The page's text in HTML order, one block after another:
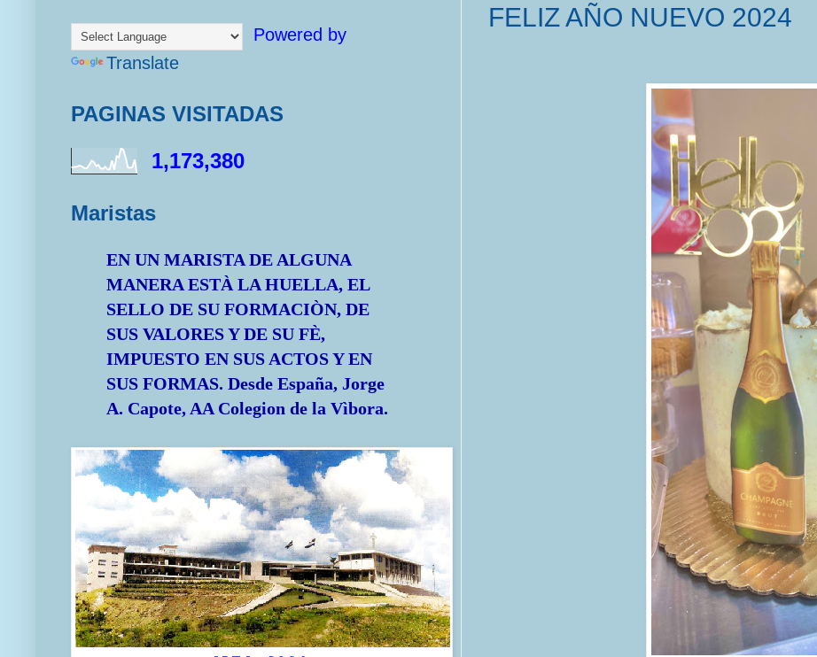
FELIZ AÑO NUEVO 2024
Powered by
Translate
PAGINAS VISITADAS
1,173,380
Maristas
EN UN MARISTA DE ALGUNA
MANERA ESTÀ LA HUELLA, EL
SELLO DE SU FORMACIÒN, DE
SUS VALORES Y DE SU FÈ,
IMPUESTO EN SUS ACTOS Y EN
SUS FORMAS. Desde España, Jorge
A. Capote, AA Colegion de la Vìbora.